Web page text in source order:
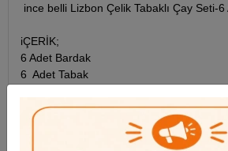
ince belli Lizbon Çelik Tabaklı Çay Seti-6
iÇERİK;
6 Adet Bardak
6 Adet Tabak